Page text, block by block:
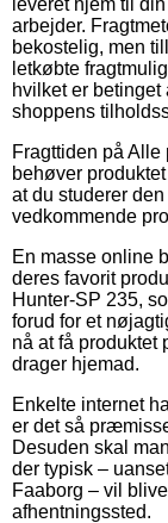
arbejder.
bekostelig, men
letkøbte
hvilket er betinget
shoppens
Fragttiden på
behøver
at du studerer
vedkommende
En masse online
deres favorit
Hunter-SP 235,
forud for et
nå at få produktet
drager hjemad.
Enkelte internet
er det så
Desuden skal
der typisk –
Faaborg – vil
afhentningssted.